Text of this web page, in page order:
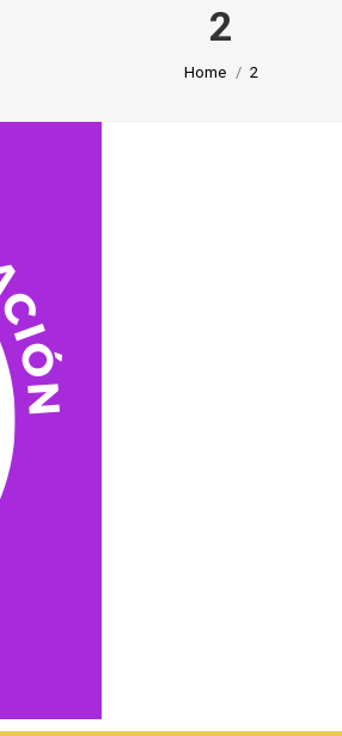
2
You are here:
Home 2